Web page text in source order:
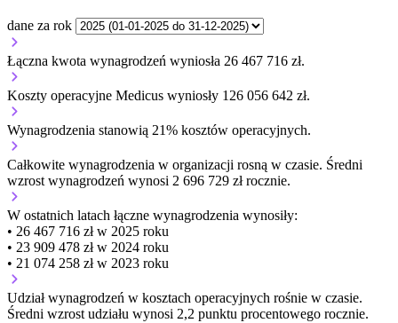
dane za rok
Łączna kwota wynagrodzeń wyniosła 26 467 716 zł.
Koszty operacyjne Medicus wyniosły 126 056 642 zł.
Wynagrodzenia stanowią 21% kosztów operacyjnych.
Całkowite wynagrodzenia w organizacji rosną w czasie. Średni
wzrost wynagrodzeń wynosi 2 696 729 zł rocznie.
W ostatnich latach łączne wynagrodzenia wynosiły:
• 26 467 716 zł w 2025 roku
• 23 909 478 zł w 2024 roku
• 21 074 258 zł w 2023 roku
Udział wynagrodzeń w kosztach operacyjnych rośnie w czasie.
Średni wzrost udziału wynosi 2,2 punktu procentowego rocznie.